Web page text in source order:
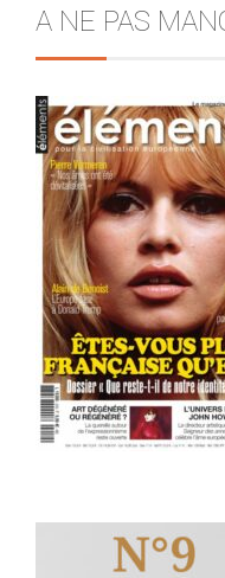
A NE PAS